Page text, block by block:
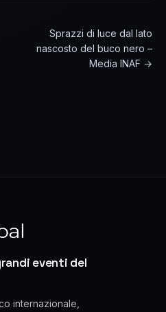
Sprazzi di luce dal lato
nascosto del buco nero –
Media INAF →
eventi del
internazionale,